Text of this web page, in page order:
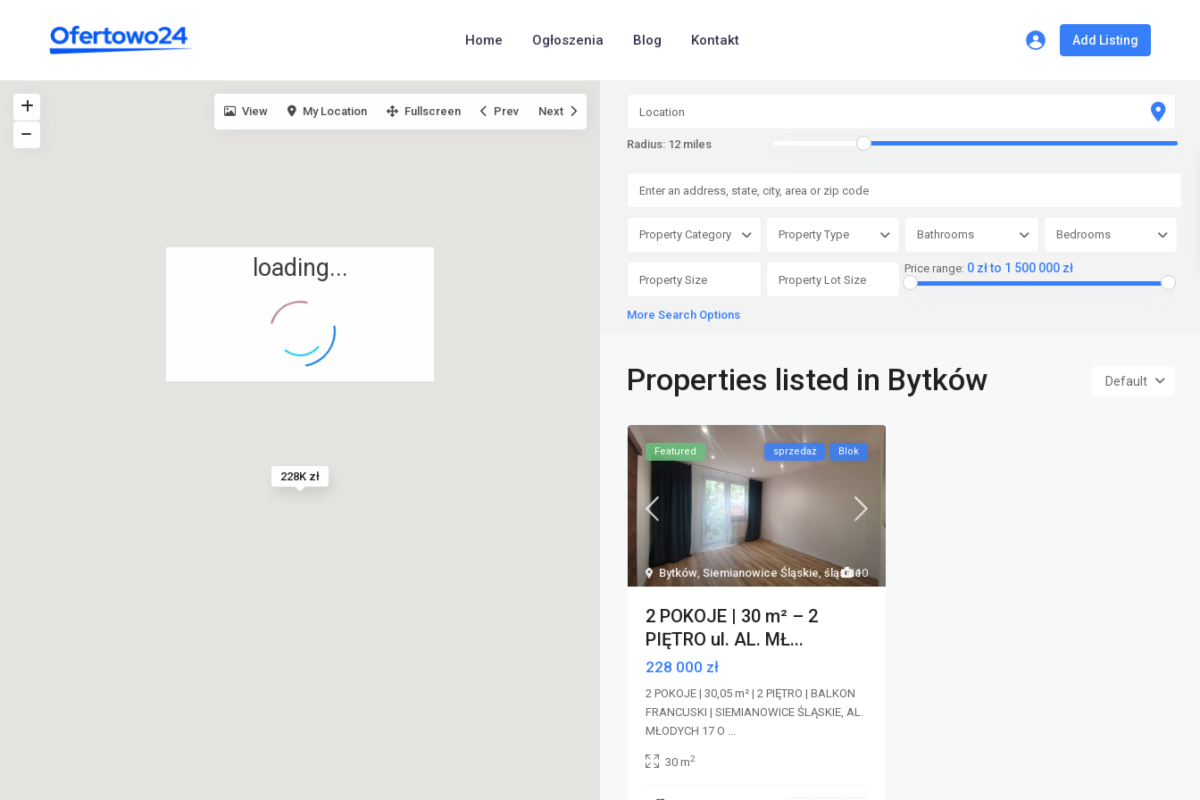
Home Ogłoszenia Blog Kontakt Add Listing
228K zł
loading...
View My Location Fullscreen Prev Next
Radius: 12 miles
Property Category Property Type Bathrooms Bedrooms
Price range: 0 zł to 1 500 000 zł
More Search Options
Default
Properties listed in Bytków
10
Bytków ,Siemianowice Śląskie, śląskie
Featured sprzedaż Blok
2 POKOJE | 30 m² – 2
PIĘTRO ul. AL. MŁ...
228 000 zł
2 POKOJE | 30,05 m² | 2 PIĘTRO | BALKON
FRANCUSKI | SIEMIANOWICE ŚLĄSKIE, AL.
MŁODYCH 17 O
30 m2